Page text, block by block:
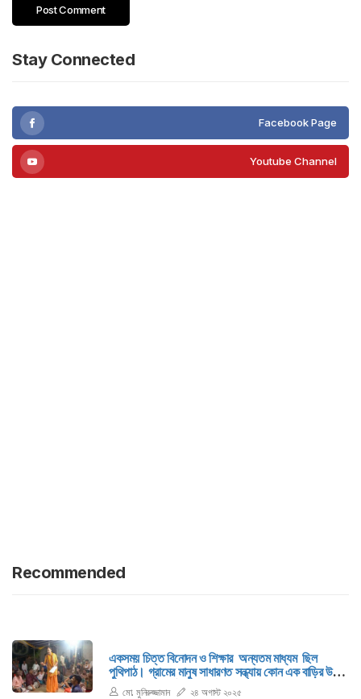
Stay Connected
Facebook Page
Youtube Channel
Recommended
একসময় চিত্ত বিনোদন ও শিক্ষার অন্যতম মাধ্যম ছিল
পুথিপাঠ। গ্রামের মানুষ সাধারণত সন্ধ্যায় কোন এক বাড়ির উঠানে
জড়ো হয়ে এই পাঠ শুনত।
মো. মুনিরুজ্জামান ২৪ অগাস্ট ২০২৫